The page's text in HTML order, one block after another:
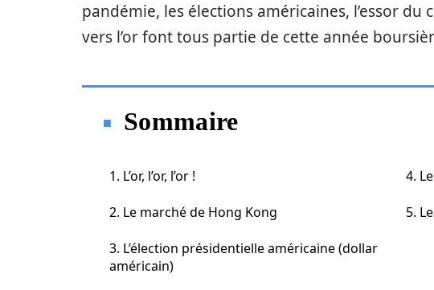
pandémie, les élections américaines, l’essor
vers l’or font tous partie de cette année
Sommaire
1. L’or, l’or, l’or !
2. Le marché de Hong Kong
3. L’élection présidentielle américaine (dollar
américain)
4.
5.